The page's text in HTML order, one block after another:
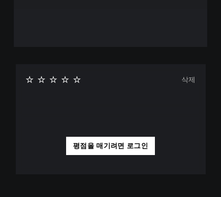
평점을 매기려면 로그인
삭제